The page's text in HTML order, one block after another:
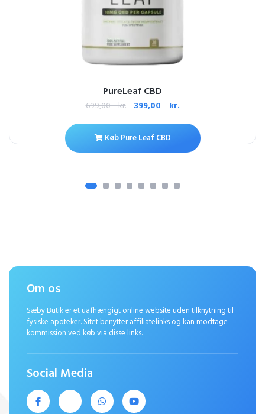
PureLeaf CBD
699,00kr. 399,00 kr.
Køb Pure Leaf CBD
Om os
Sæby Butik er et uafhængigt online website uden tilknytning til
fysiske apoteker. Sitet benytter affiliatelinks og kan modtage
kommission ved køb via disse links.
Social Media